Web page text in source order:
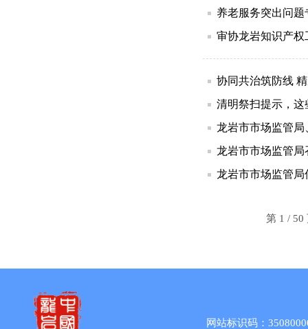
养老服务突出问
审协龙岩知识产
协同共治筑防线
清明祭扫提示，
龙岩市市场监管
龙岩市市场监管局
龙岩市市场监管
第 1 /
网站标识码：